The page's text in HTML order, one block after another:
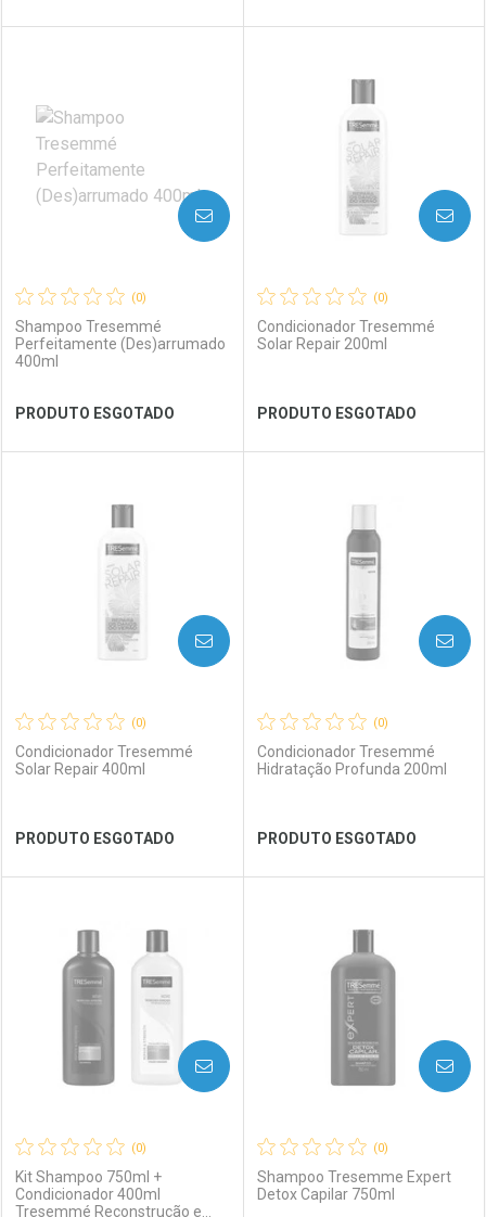
Laboratório
Ver Desconto Convênio
Por Menos Laboratório
Ver Desconto Convênio
Por Menos
(0)
Shampoo Tresemmé
Perfeitamente (Des)arrumado
400ml
PRODUTO ESGOTADO
AVISE-ME
Laboratório
Ver Desconto Convênio
Por Menos
(0)
Condicionador Tresemmé
Solar Repair 200ml
PRODUTO ESGOTADO
AVISE-ME
Laboratório
Ver Desconto Convênio
Por Menos
(0)
Condicionador Tresemmé
Solar Repair 400ml
PRODUTO ESGOTADO
AVISE-ME
Laboratório
Por Menos
(0)
Condicionador Tresemmé
Hidratação Profunda 200ml
PRODUTO ESGOTADO
AVISE-ME
Laboratório
Por Menos
(0)
Kit Shampoo 750ml +
Condicionador 400ml
Tresemmé Reconstrução e
AVISE-ME
(0)
Shampoo Tresemme Expert
Detox Capilar 750ml
AVISE-ME